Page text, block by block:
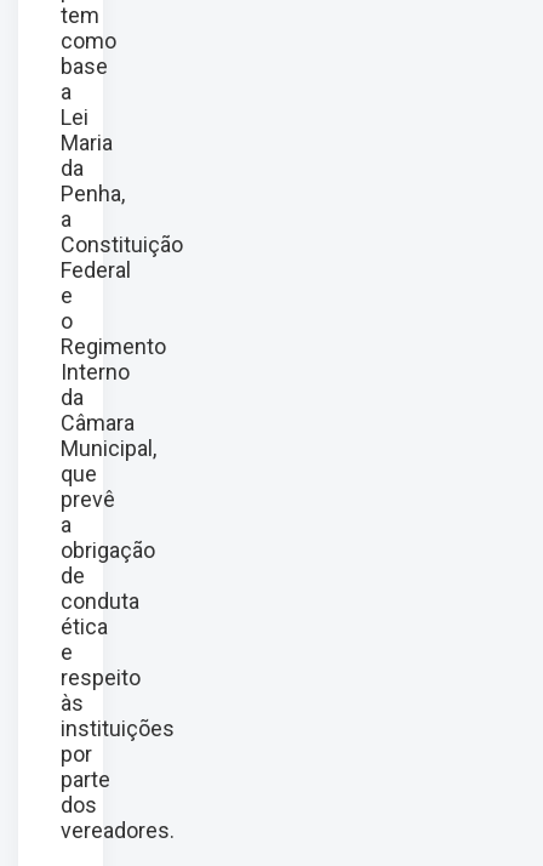
tem
como
base
a
Lei
Maria
da
Penha,
a
Constituição
Federal
e
o
Regimento
Interno
da
Câmara
Municipal,
que
prevê
a
obrigação
de
conduta
ética
e
respeito
às
instituições
por
parte
dos
vereadores.